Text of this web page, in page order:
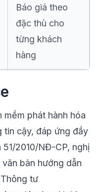
Báo giá theo
đặc thù cho
từng khách
hàng
mềm phát hành hóa
tin cậy, đáp ứng đầy
2010/NĐ-CP, nghị
bản hướng dẫn
tư